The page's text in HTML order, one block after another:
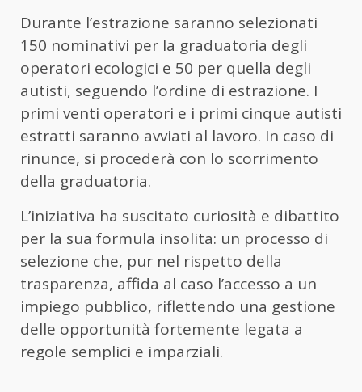
Durante l’estrazione saranno selezionati
150 nominativi per la graduatoria degli
operatori ecologici e 50 per quella degli
autisti, seguendo l’ordine di estrazione. I
primi venti operatori e i primi cinque autisti
estratti saranno avviati al lavoro. In caso di
rinunce, si procederà con lo scorrimento
della graduatoria.
L’iniziativa ha suscitato curiosità e dibattito
per la sua formula insolita: un processo di
selezione che, pur nel rispetto della
trasparenza, affida al caso l’accesso a un
impiego pubblico, riflettendo una gestione
delle opportunità fortemente legata a
regole semplici e imparziali.